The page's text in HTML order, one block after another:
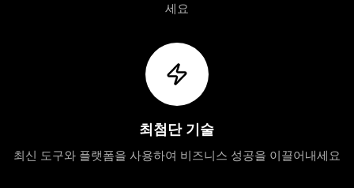
세요
최첨단 기술
최신 도구와 플랫폼을 사용하여 비즈니스 성공을 이끌어내세요